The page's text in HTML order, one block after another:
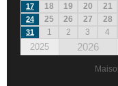
17 18 19 20 21
24 25 26 27 28
31 1 2 3 4
2025 2026